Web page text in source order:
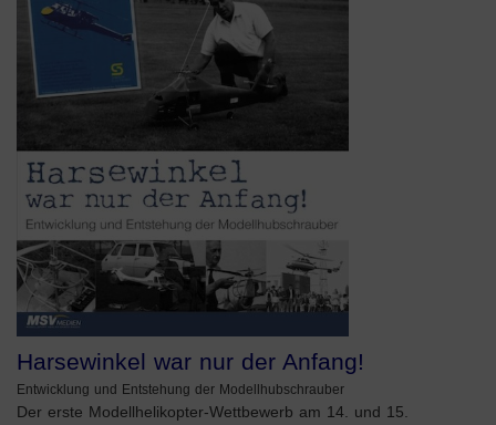
Harsewinkel war nur der Anfang!
Entwicklung und Entstehung der Modellhubschrauber
Der erste Modellhelikopter-Wettbewerb am 14. und 15.